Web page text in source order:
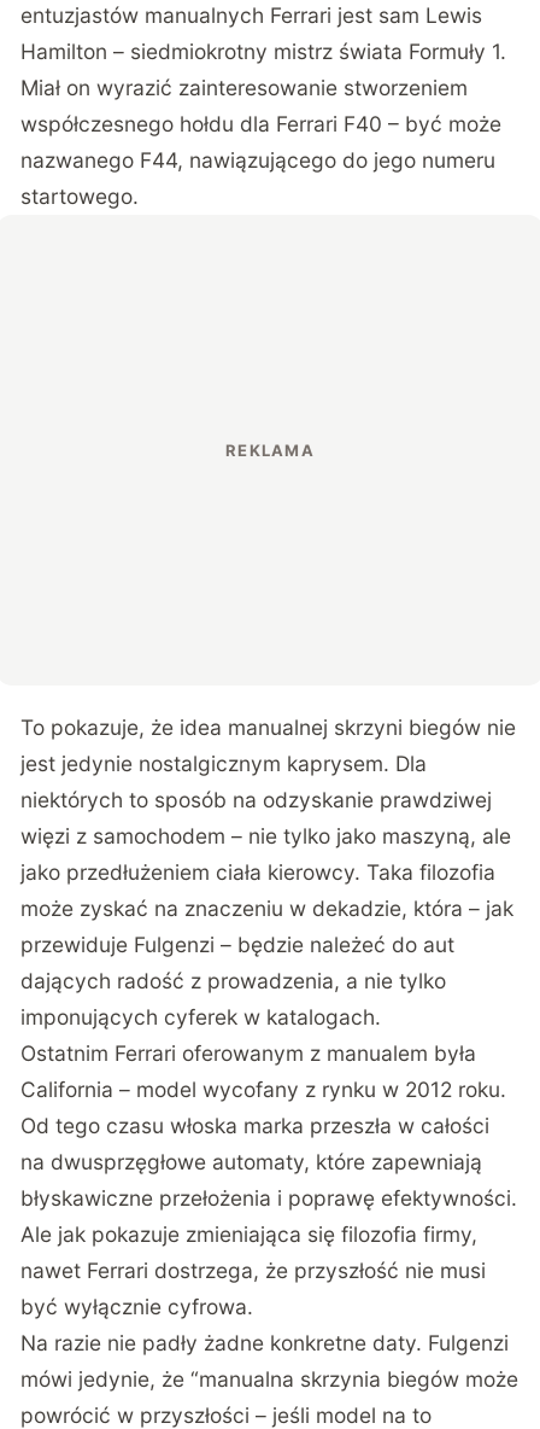
entuzjastów manualnych Ferrari jest sam Lewis
Hamilton – siedmiokrotny mistrz świata Formuły 1.
Miał on wyrazić zainteresowanie stworzeniem
współczesnego hołdu dla Ferrari F40 – być może
nazwanego F44, nawiązującego do jego numeru
startowego.
To pokazuje, że idea manualnej skrzyni biegów nie
jest jedynie nostalgicznym kaprysem. Dla
niektórych to sposób na odzyskanie prawdziwej
więzi z samochodem – nie tylko jako maszyną, ale
jako przedłużeniem ciała kierowcy. Taka filozofia
może zyskać na znaczeniu w dekadzie, która – jak
przewiduje Fulgenzi – będzie należeć do aut
dających radość z prowadzenia, a nie tylko
imponujących cyferek w katalogach.
Ostatnim Ferrari oferowanym z manualem była
California – model wycofany z rynku w 2012 roku.
Od tego czasu włoska marka przeszła w całości
na dwusprzęgłowe automaty, które zapewniają
błyskawiczne przełożenia i poprawę efektywności.
Ale jak pokazuje zmieniająca się filozofia firmy,
nawet Ferrari dostrzega, że przyszłość nie musi
być wyłącznie cyfrowa.
Na razie nie padły żadne konkretne daty. Fulgenzi
mówi jedynie, że “manualna skrzynia biegów może
powrócić w przyszłości – jeśli model na to